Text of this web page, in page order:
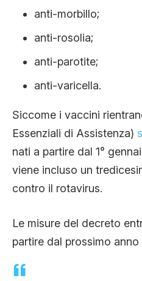
anti-morbillo;
anti-rosolia;
anti-parotite;
anti-varicella.
Siccome i vaccini
Essenziali di Assistenza)
nati a partire dal 1°
viene incluso un
contro il rotavirus.
Le misure del decreto
partire dal prossimo